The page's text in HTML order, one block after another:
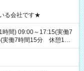
る会社です★
間) 09:00～17:15(実働7
実働7時間15分 休憩1時
ります(在宅勤務OK) ※配